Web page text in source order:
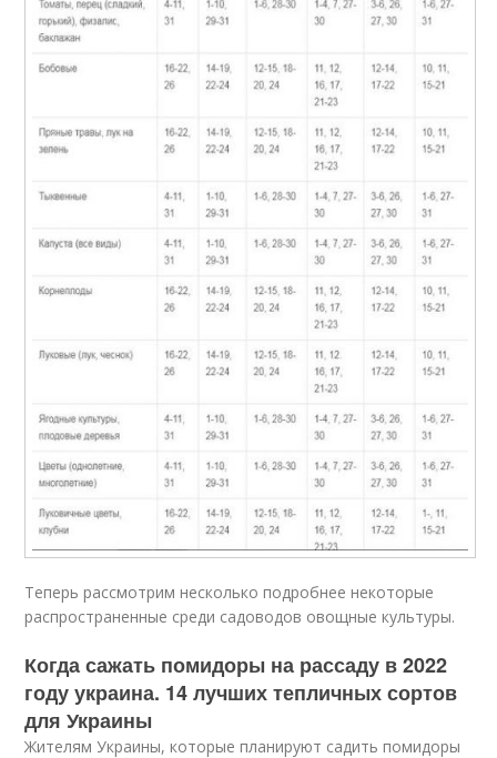
Теперь рассмотрим несколько подробнее некоторые
распространенные среди садоводов овощные культуры.
Когда сажать помидоры на рассаду в 2022
году украина. 14 лучших тепличных сортов
для Украины
Жителям Украины, которые планируют садить помидоры